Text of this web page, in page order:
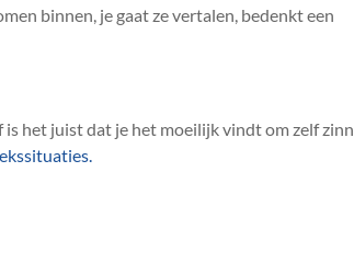
binnen, je gaat ze vertalen, bedenkt een
het juist dat je het moeilijk vindt om zelf